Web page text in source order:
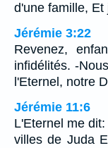
d'une famille,
Jérémie 3:22
Revenez,
infidélités. -
l'Eternel, notre
Jérémie 11:6
L'Eternel me
villes de Juda